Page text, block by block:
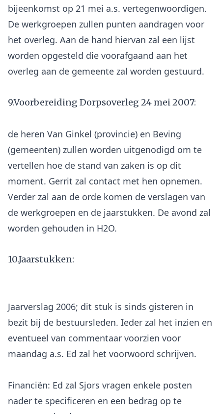
bijeenkomst op 21 mei a.s. vertegenwoordigen.
De werkgroepen zullen punten aandragen voor
het overleg. Aan de hand hiervan zal een lijst
worden opgesteld die voorafgaand aan het
9.Voorbereiding Dorpsoverleg 24 mei 2007:
de heren Van Ginkel (provincie) en Beving
(gemeenten) zullen worden uitgenodigd om te
vertellen hoe de stand van zaken is op dit
moment. Gerrit zal contact met hen opnemen.
Verder zal aan de orde komen de verslagen van
de werkgroepen en de jaarstukken. De avond zal
10.Jaarstukken:
Jaarverslag 2006; dit stuk is sinds gisteren in
bezit bij de bestuursleden. Ieder zal het inzien en
eventueel van commentaar voorzien voor
maandag a.s. Ed zal het voorwoord schrijven.
Financiën: Ed zal Sjors vragen enkele posten
nader te specificeren en een bedrag op te